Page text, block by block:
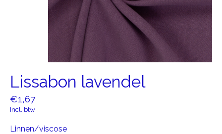
Lissabon lavendel
€1,67
Incl. btw
Linnen/viscose